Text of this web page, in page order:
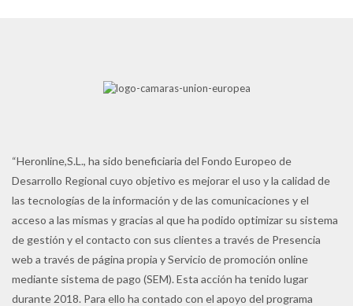
“Heronline,S.L., ha sido beneficiaria del Fondo Europeo de
Desarrollo Regional cuyo objetivo es mejorar el uso y la calidad de
las tecnologías de la información y de las comunicaciones y el
acceso a las mismas y gracias al que ha podido optimizar su sistema
de gestión y el contacto con sus clientes a través de Presencia
web a través de página propia y Servicio de promoción online
mediante sistema de pago (SEM). Esta acción ha tenido lugar
durante 2018. Para ello ha contado con el apoyo del programa